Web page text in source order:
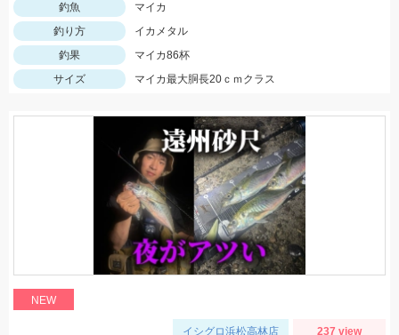
釣魚
マイカ
釣り方
イカメタル
釣果
マイカ86杯
サイズ
マイカ最大胴長20ｃｍクラス
NEW
イシグロ浜松高林店 237 view